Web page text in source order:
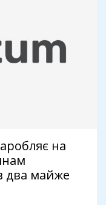
на
два майже